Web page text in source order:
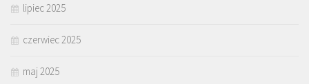
lipiec 2025
czerwiec 2025
maj 2025